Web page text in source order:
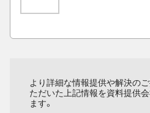
より詳細な情報提供や解決の
ただいた上記情報を資料提供
ます。